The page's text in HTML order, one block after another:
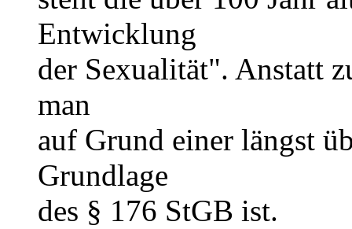
Entwicklung
der Sexualität". Anstatt
man
auf Grund einer längst
Grundlage
des § 176 StGB ist.